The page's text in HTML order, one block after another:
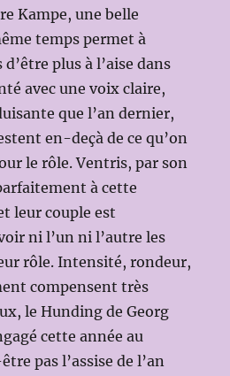
Kampe, une belle
temps permet à
plus à l’aise dans
avec une voix claire,
que l’an dernier,
en-deçà de ce qu’on
le rôle. Ventris, par son
à cette
leur couple est
ni l’un ni l’autre les
rôle. Intensité, rondeur,
compensent très
le Hunding de Georg
cette année au
pas l’assise de l’an